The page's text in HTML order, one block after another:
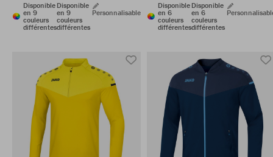
Disponible
en 9
couleurs
différentes
Disponible
en 9
couleurs
différentes
Personnalisable
Disponible
en 6
couleurs
différentes
Disponible
en 6
couleurs
différentes